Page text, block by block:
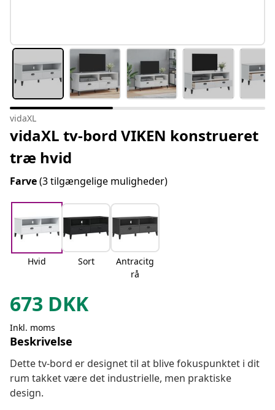
vidaXL
vidaXL tv-bord VIKEN konstrueret
træ hvid
Farve(3 tilgængelige muligheder)
Hvid Sort
Antracitg
rå
673 DKK
Inkl. moms
Beskrivelse
Dette tv-bord er designet til at blive fokuspunktet i dit
rum takket være det industrielle, men praktiske
design.